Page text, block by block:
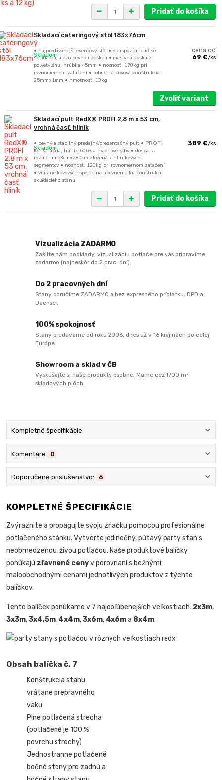
Pridať do košíka
Skladací cateringový stôl 183x76cm
• najpredávanejší eventový stôl • k dispozícii buď so
skladacou, alebo pevnou doskou • masívna doska z
polyetylénu, hrúbka 45mm • nosnosť: 170kg pri
rovnomernom zaťažení • robustná kovová konštrukcia
25mmx1mm • hmotnosť: 13kg
cena od
69 €/ks
Skladom
Zvoliť variant
Skladací pult RedX® PROFI 2,8 m x 53 cm,
vrchná časť: hliník
• pevný a stabilný predajný/prezentačný pult • PROFI
konštrukcia, hliník 6063 a nylonové kĺby • doska s
rozmermi 53cmx280cm zložená z hliníkových
segmentov • nosnosť: 120kg pri rovnomernom zaťažení
• vrátane kovových spojok na upevnenie ku konštrukcii
skladacieho stanu
389 €/ks
Skladom
Pridať do košíka
Vizualizácia ZADARMO
Zašlite nám podklady, vizualizáciu potlače pre vás pripravíme
zadarmo (najneskôr do 2 prac. dní).
Do 2 pracovných dní
Stany doručíme ZADARMO a bez expresného príplatku. DPD a
Dachser.
100% spokojnosť
Stany predávame od roku 2006, dnes už v 16 krajinách po celej
Európe.
Showroom a sklad v ČB
Vyskúšajte si naše produkty osobne. Máme cez 1700 m²
skladových plôch.
Kompletné špecifikácie
Komentáre 0
Doporučené príslušenstvo: 6
KOMPLETNÉ ŠPECIFIKÁCIE
Zvýraznite a propagujte svoju značku pomocou profesionálne
potlačeného stánku. Vytvorte jedinečný, pútavý party stan s
neobmedzenou, živou potlačou. Naše produktové balíčky
ponúkajú zľavnené cenyv porovnaní s bežnými
maloobchodnými cenami jednotlivých produktov z týchto
balíčkov.
Tento balíček ponúkame v 7 najobľúbenejších veľkostiach: 2x3m,
3x3m,3x4,5m, 4x4m,3x6m, 4x6ma 8x4m.
Obsah balíčka č. 7
Konštrukcia stanu
vrátane prepravného
vaku
Plne potlačená strecha
(potlačené je 100 %
povrchu strechy)
Jednostranne potlačené
bočné steny pre zadnú a